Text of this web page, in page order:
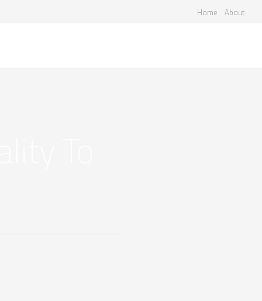
Home About